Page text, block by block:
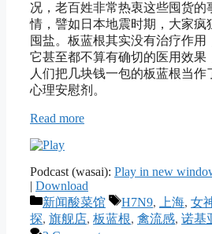
况，老百姓非常热衷这些囤货的
情，譬如日本地震时期，大家疯
囤盐。板蓝根其实没有治疗作用
它甚至都不算有确切的医用效果
人们把几块钱一包的板蓝根当作
心理安慰剂。
Read more
Podcast (wasai): Play in new
| Download
Categories
新闻酸菜馆 Tags
H7N9, 上海, 女
探, 旗舰店, 板蓝根, 禽流感, 诺基